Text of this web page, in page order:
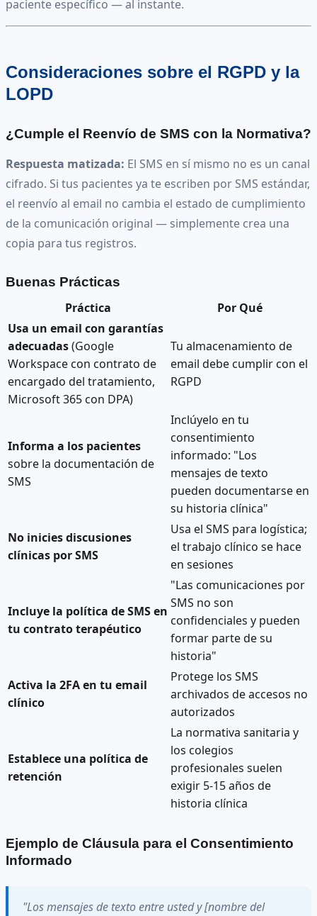
paciente específico — al instante.
Consideraciones sobre el RGPD y la
LOPD
¿Cumple el Reenvío de SMS con la Normativa?
Respuesta matizada: El SMS en sí mismo no es un canal
cifrado. Si tus pacientes ya te escriben por SMS estándar,
el reenvío al email no cambia el estado de cumplimiento
de la comunicación original — simplemente crea una
copia para tus registros.
Buenas Prácticas
Práctica
Por Qué
Usa un email con garantías
adecuadas(Google
Workspace con contrato de
encargado del tratamiento,
Microsoft 365 con DPA)
Tu almacenamiento de
email debe cumplir con el
RGPD
Informa a los pacientes
sobre la documentación de
SMS
Inclúyelo en tu
consentimiento
informado: "Los
mensajes de texto
pueden documentarse en
su historia clínica"
No inicies discusiones
clínicas por SMS
Usa el SMS para logística;
el trabajo clínico se hace
en sesiones
Incluye la política de SMS en
tu contrato terapéutico
"Las comunicaciones por
SMS no son
confidenciales y pueden
formar parte de su
historia"
Activa la 2FA en tu email
clínico
Protege los SMS
archivados de accesos no
autorizados
Establece una política de
retención
La normativa sanitaria y
los colegios
profesionales suelen
exigir 5-15 años de
historia clínica
Ejemplo de Cláusula para el Consentimiento
Informado
"Los mensajes de texto entre usted y [nombre del